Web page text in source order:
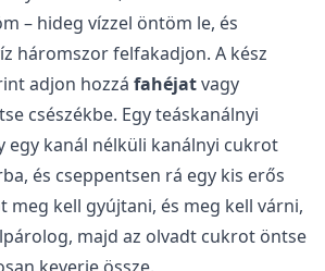
– hideg vízzel öntöm le, és
háromszor felfakadjon. A kész
adjon hozzá fahéjatvagy
csészékbe. Egy teáskanálnyi
egy kanál nélküli kanálnyi cukrot
és cseppentsen rá egy kis erős
meg kell gyújtani, és meg kell várni,
majd az olvadt cukrot öntse